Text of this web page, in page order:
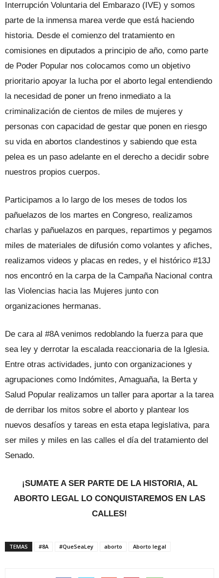
Interrupción Voluntaria del Embarazo (IVE) y somos
parte de la inmensa marea verde que está haciendo
historia. Desde el comienzo del tratamiento en
comisiones en diputados a principio de año, como parte
de Poder Popular nos colocamos como un objetivo
prioritario apoyar la lucha por el aborto legal entendiendo
la necesidad de poner un freno inmediato a la
criminalización de cientos de miles de mujeres y
personas con capacidad de gestar que ponen en riesgo
su vida en abortos clandestinos y sabiendo que esta
pelea es un paso adelante en el derecho a decidir sobre
nuestros propios cuerpos.
Participamos a lo largo de los meses de todos los
pañuelazos de los martes en Congreso, realizamos
charlas y pañuelazos en parques, repartimos y pegamos
miles de materiales de difusión como volantes y afiches,
realizamos videos y placas en redes, y el histórico #13J
nos encontró en la carpa de la Campaña Nacional contra
las Violencias hacia las Mujeres junto con
organizaciones hermanas.
De cara al #8A venimos redoblando la fuerza para que
sea ley y derrotar la escalada reaccionaria de la Iglesia.
Entre otras actividades, junto con organizaciones y
agrupaciones como Indómites, Amaguaña, la Berta y
Salud Popular realizamos un taller para aportar a la tarea
de derribar los mitos sobre el aborto y plantear los
nuevos desafíos y tareas en esta etapa legislativa, para
ser miles y miles en las calles el día del tratamiento del
Senado.
¡SUMATE A SER PARTE DE LA HISTORIA, AL
ABORTO LEGAL LO CONQUISTAREMOS EN LAS
CALLES!
TEMAS #8A #QueSeaLey aborto Aborto legal